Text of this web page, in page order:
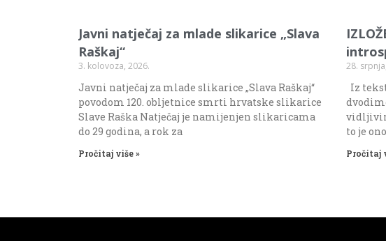
Javni natječaj za mlade slikarice „Slava
Raškaj“
3. kolovoza, 2026.
Javni natječaj za mlade slikarice „Slava Raškaj“
povodom 120. obljetnice smrti hrvatske slikarice
Slave Raška Natječaj je namijenjen slikaricama
do 29 godina, a rok za
Pročitaj više »
28.
Iz
to je
Pročitaj